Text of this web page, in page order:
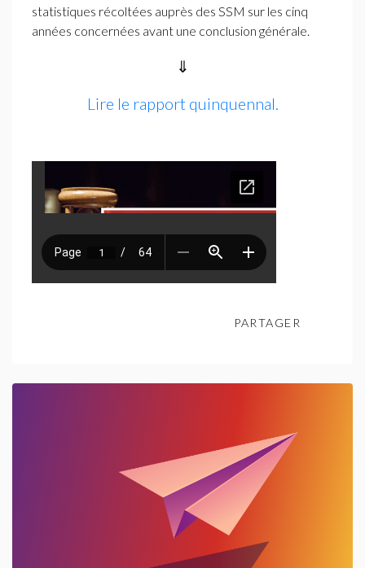
statistiques récoltées auprès des SSM sur les cinq
années concernées avant une conclusion générale.
⇓
Lire le rapport quinquennal.
PARTAGER